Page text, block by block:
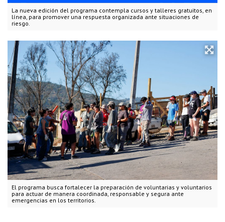
La nueva edición del programa contempla cursos y talleres gratuitos, en
línea, para promover una respuesta organizada ante situaciones de
riesgo.
El programa busca fortalecer la preparación de voluntarias y voluntarios
para actuar de manera coordinada, responsable y segura ante
emergencias en los territorios.